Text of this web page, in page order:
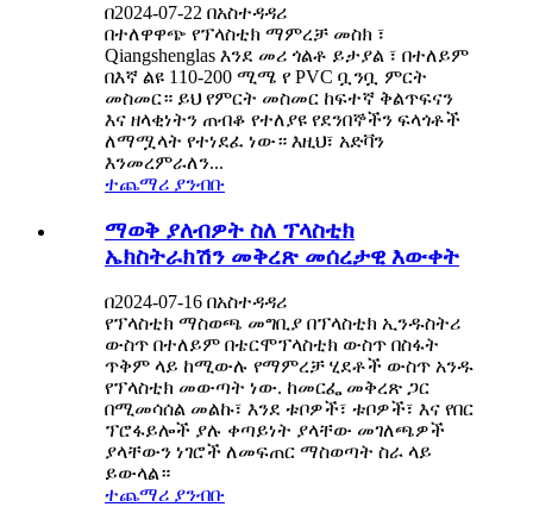
በ2024-07-22 በአስተዳዳሪ
በተለዋዋጭ የፕላስቲክ ማምረቻ መስክ ፣
Qiangshenglas እንደ መሪ ጎልቶ ይታያል ፣ በተለይም
በእኛ ልዩ 110-200 ሚሜ የ PVC ቧንቧ ምርት
መስመር። ይህ የምርት መስመር ከፍተኛ ቅልጥፍናን
እና ዘላቂነትን ጠብቆ የተለያዩ የደንበኞችን ፍላጎቶች
ለማሟላት የተነደፈ ነው። እዚህ፣ አድቫን
እንመረምራለን...
ተጨማሪ ያንብቡ
ማወቅ ያለብዎት ስለ ፕላስቲክ
ኤክስትራክሽን መቅረጽ መሰረታዊ እውቀት
በ2024-07-16 በአስተዳዳሪ
የፕላስቲክ ማስወጫ መግቢያ በፕላስቲክ ኢንዱስትሪ
ውስጥ በተለይም በቴርሞፕላስቲክ ውስጥ በስፋት
ጥቅም ላይ ከሚውሉ የማምረቻ ሂደቶች ውስጥ አንዱ
የፕላስቲክ መውጣት ነው. ከመርፌ መቅረጽ ጋር
በሚመሳሰል መልኩ፣ እንደ ቱቦዎች፣ ቱቦዎች፣ እና የበር
ፕሮፋይሎች ያሉ ቀጣይነት ያላቸው መገለጫዎች
ያላቸውን ነገሮች ለመፍጠር ማስወጣት ስራ ላይ
ይውላል።
ተጨማሪ ያንብቡ